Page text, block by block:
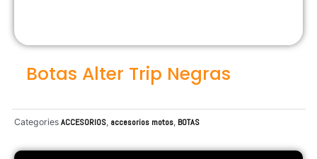
Botas Alter Trip Negras
Categories ACCESORIOS, accesorios motos, BOTAS